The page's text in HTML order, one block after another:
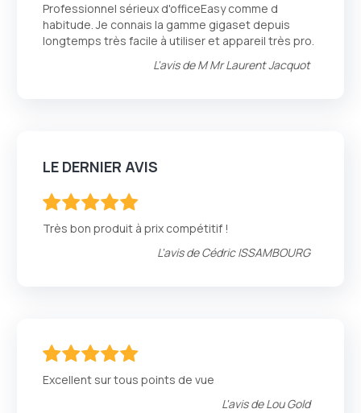
Professionnel sérieux d'officeEasy comme d
habitude. Je connais la gamme gigaset depuis
longtemps très facile à utiliser et appareil très pro.
L'avis deM Mr Laurent Jacquot
LE DERNIER AVIS
Très bon produit à prix compétitif !
L'avis deCédric ISSAMBOURG
Excellent sur tous points de vue
L'avis deLou Gold